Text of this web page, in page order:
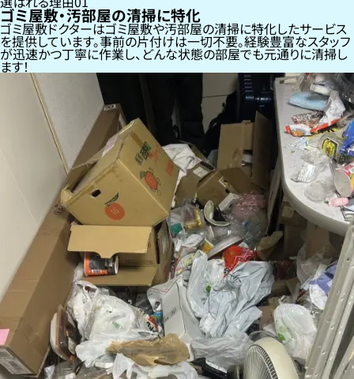
ゴミ屋敷・汚部屋の清掃に特化
ゴミ屋敷ドクターはゴミ屋敷や汚部屋の清掃に特化したサービス
を提供しています。事前の片付けは一切不要。経験豊富なスタッフ
が迅速かつ丁寧に作業し、どんな状態の部屋でも元通りに清掃し
ます！